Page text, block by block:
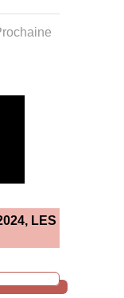
LES